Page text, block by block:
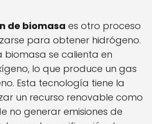
de biomasa es otro proceso
para obtener hidrógeno.
biomasa se calienta en
lo que produce un gas
Esta tecnología tiene la
un recurso renovable como
no generar emisiones de